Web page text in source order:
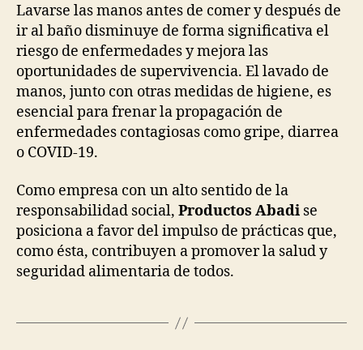
Lavarse las manos antes de comer y después de
ir al baño disminuye de forma significativa el
riesgo de enfermedades y mejora las
oportunidades de supervivencia. El lavado de
manos, junto con otras medidas de higiene, es
esencial para frenar la propagación de
enfermedades contagiosas como gripe, diarrea
o COVID-19.
Como empresa con un alto sentido de la
responsabilidad social, Productos Abadi se
posiciona a favor del impulso de prácticas que,
como ésta, contribuyen a promover la salud y
seguridad alimentaria de todos.